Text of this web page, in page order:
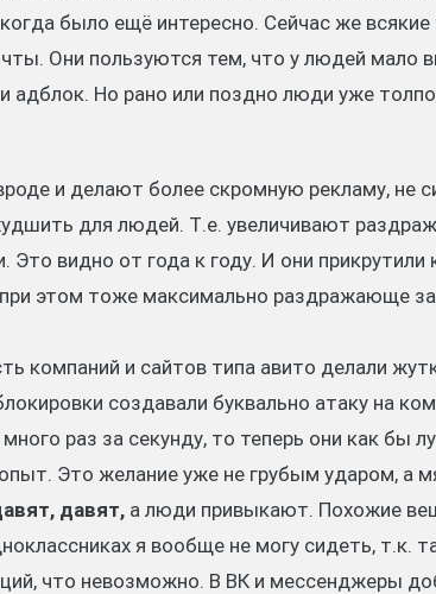
было ещё интересно. Сейчас же
Они пользуются тем, что у людей мало
адблок. Но рано или поздно люди уже
и делают более скромную рекламу, не
для людей. Т.е. увеличивают
видно от года к году. И они прикрутили
этом тоже максимально раздражающе
компаний и сайтов типа авито делали
создавали буквально атаку на
раз за секунду, то теперь они как бы
Это желание уже не грубым ударом, а
давят, а люди привыкают. Похожие
я вообще не могу сидеть, т.к.
что невозможно. В ВК и мессенджеры